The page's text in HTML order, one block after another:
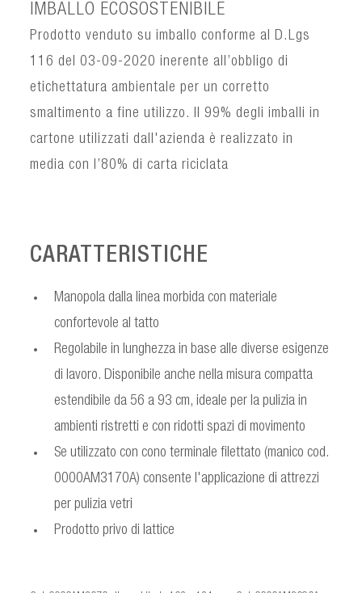
IMBALLO ECOSOSTENIBILE
Prodotto venduto su imballo conforme al D.Lgs
116 del 03-09-2020 inerente all’obbligo di
etichettatura ambientale per un corretto
smaltimento a fine utilizzo. Il 99% degli imballi in
cartone utilizzati dall'azienda è realizzato in
media con l’80% di carta riciclata
CARATTERISTICHE
Manopola dalla linea morbida con materiale
confortevole al tatto
Regolabile in lunghezza in base alle diverse esigenze
di lavoro. Disponibile anche nella misura compatta
estendibile da 56 a 93 cm, ideale per la pulizia in
ambienti ristretti e con ridotti spazi di movimento
Se utilizzato con cono terminale filettato (manico cod.
0000AM3170A) consente l'applicazione di attrezzi
per pulizia vetri
Prodotto privo di lattice